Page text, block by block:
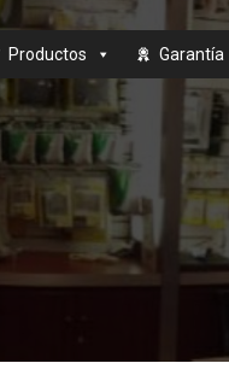
Productos Garantía